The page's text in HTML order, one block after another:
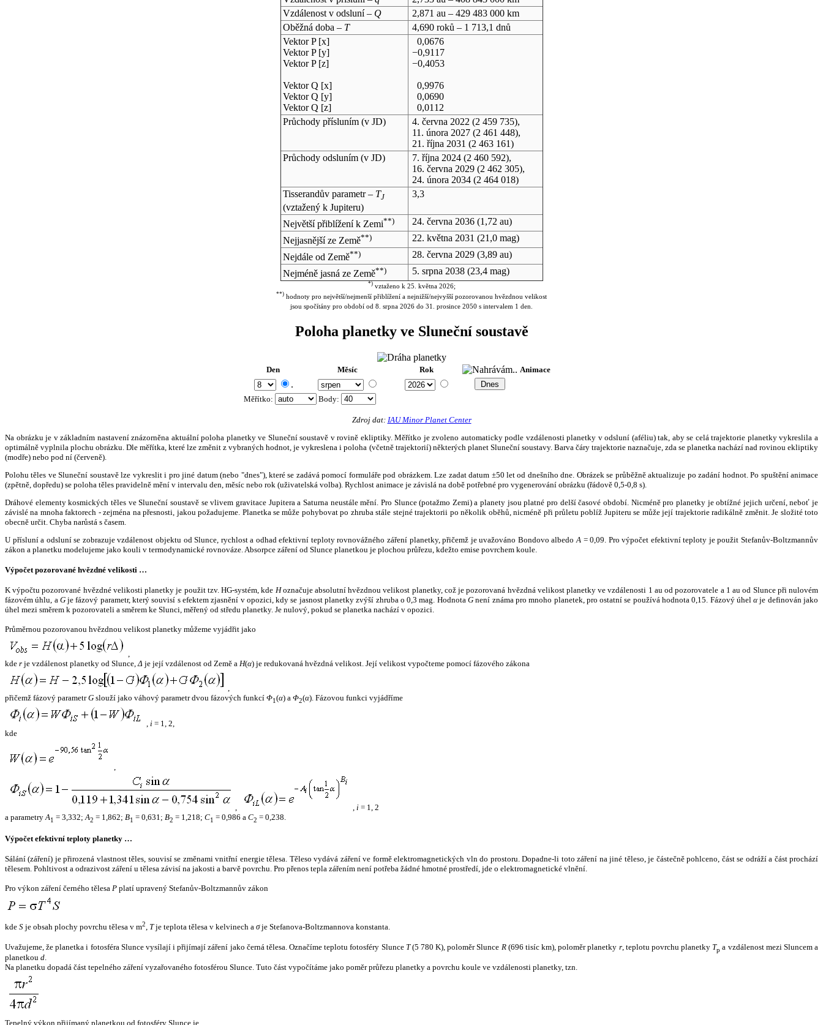
Vzdálenost v odsluní – Q
2,871 au – 429 483 000 km
Oběžná doba – T
4,690 roků – 1 713,1 dnů
Vektor P [x]
Vektor P [y]
Vektor P [z]
Vektor Q [x]
Vektor Q [y]
Vektor Q [z]
0,0676
−0,9117
−0,4053
0,9976
0,0690
0,0112
Průchody přísluním (v JD) 4. června 2022 (2 459 735),
11. února 2027(2 461 448),
21. října 2031 (2 463 161)
Průchody odsluním (v JD) 7. října 2024(2 460 592),
16. června 2029(2 462 305),
24. února 2034(2 464 018)
Tisserandův parametr – TJ
(vztažený k Jupiteru)
3,3
Největší přiblížení k Zemi**) 24. června 2036(1,72 au)
Nejjasnější ze Země**) 22. května 2031 (21,0 mag)
Nejdále od Země**) 28. června 2029(3,89 au)
Nejméně jasná ze Země**) 5. srpna 2038(23,4 mag)
*)vztaženo k 25. května 2026;
**) hodnoty pro největší/nejmenší přiblížení a nejnižší/nejvyšší pozorovanou hvězdnou velikost
jsou spočítány pro období od 8. srpna 2026 do 31. prosince 2050 s intervalem 1 den.
Poloha planetky ve Sluneční soustavě
Den Měsíc Rok Animace
.
Měřítko: Body:
Zdroj dat: IAU Minor Planet Center
Na obrázku je v základním nastavení znázorněna aktuální poloha planetky ve Sluneční soustavě v rovině ekliptiky. Měřítko je zvoleno automaticky podle vzdálenosti planetky v odsluní (aféliu) tak, aby se celá trajektorie planetky vykreslila a
optimálně vyplnila plochu obrázku. Dle měřítka, které lze změnit z vybraných hodnot, je vykreslena i poloha (včetně trajektorií) některých planet Sluneční soustavy. Barva čáry trajektorie naznačuje, zda se planetka nachází nad rovinou ekliptiky
(modře) nebo pod ní (červeně).
Polohu těles ve Sluneční soustavě lze vykreslit i pro jiné datum (nebo "dnes"), které se zadává pomocí formuláře pod obrázkem. Lze zadat datum ±50 let od dnešního dne. Obrázek se průběžně aktualizuje po zadání hodnot. Po spuštění animace
(zpětně, dopředu) se poloha těles pravidelně mění v intervalu den, měsíc nebo rok (uživatelská volba). Rychlost animace je závislá na době potřebné pro vygenerování obrázku (řádově 0,5-0,8 s).
Dráhové elementy kosmických těles ve Sluneční soustavě se vlivem gravitace Jupitera a Saturna neustále mění. Pro Slunce (potažmo Zemi) a planety jsou platné pro delší časové období. Nicméně pro planetky je obtížné jejich určení, neboť je
závislé na mnoha faktorech - zejména na přesnosti, jakou požadujeme. Planetka se může pohybovat po zhruba stále stejné trajektorii po několik oběhů, nicméně při průletu poblíž Jupiteru se může její trajektorie radikálně změnit. Je složité toto
obecně určit. Chyba narůstá s časem.
U přísluní a odsluní se zobrazuje vzdálenost objektu od Slunce, rychlost a odhad efektivní teploty rovnovážného záření planetky, přičemž je uvažováno Bondovo albedo A = 0,09. Pro výpočet efektivní teploty je použit Stefanův-Boltzmannův
zákon a planetku modelujeme jako kouli v termodynamické rovnováze. Absorpce záření od Slunce planetkou je plochou průřezu, kdežto emise povrchem koule.
Výpočet pozorované hvězdné velikosti …
K výpočtu pozorované hvězdné velikosti planetky je použit tzv. HG-systém, kde Hoznačuje absolutní hvězdnou velikost planetky, což je pozorovaná hvězdná velikost planetky ve vzdálenosti 1 au od pozorovatele a 1 au od Slunce při nulovém
fázovém úhlu, a Gje fázový parametr, který souvisí s efektem zjasnění v opozici, kdy se jasnost planetky zvýší zhruba o 0,3 mag. HodnotaG není známa pro mnoho planetek, pro ostatní se používá hodnota 0,15. Fázový úhelα je definován jako
úhel mezi směrem k pozorovateli a směrem ke Slunci, měřený od středu planetky. Je nulový, pokud se planetka nachází v opozici.
Průměrnou pozorovanou hvězdnou velikost planetky můžeme vyjádřit jako
,
kde r je vzdálenost planetky od Slunce,Δ je její vzdálenost od Země a H(α) je redukovaná hvězdná velikost. Její velikost vypočteme pomocí fázového zákona
,
přičemž fázový parametrG slouží jako váhový parametr dvou fázových funkcí Φ1(α) a Φ2(α). Fázovou funkci vyjádříme
, i = 1, 2,
kde
,
, , i = 1, 2
a parametryA1 = 3,332;A2 = 1,862; B1 = 0,631; B2 = 1,218; C1 = 0,986 a C2 = 0,238.
Výpočet efektivní teploty planetky …
Sálání (záření) je přirozená vlastnost těles, souvisí se změnami vnitřní energie tělesa. Těleso vydává záření ve formě elektromagnetických vln do prostoru. Dopadne-li toto záření na jiné těleso, je částečně pohlceno, část se odráží a část prochází
tělesem. Pohltivost a odrazivost záření u tělesa závisí na jakosti a barvě povrchu. Pro přenos tepla zářením není potřeba žádné hmotné prostředí, jde o elektromagnetické vlnění.
Pro výkon záření černého tělesa P platí upravený Stefanův-Boltzmannův zákon
kde S je obsah plochy povrchu tělesa v m2, Tje teplota tělesa v kelvinech a σje Stefanova-Boltzmannova konstanta.
Uvažujeme, že planetka i fotosféra Slunce vysílají i přijímají záření jako černá tělesa. Označíme teplotu fotosféry Slunce T(5 780 K), poloměr Slunce R(696 tisíc km), poloměr planetky r, teplotu povrchu planetky Tp a vzdálenost mezi Sluncem a
planetkou d.
Na planetku dopadá část tepelného záření vyzařovaného fotosférou Slunce. Tuto část vypočítáme jako poměr průřezu planetky a povrchu koule ve vzdálenosti planetky, tzn.
Tepelný výkon přijímaný planetkou od fotosféry Slunce je